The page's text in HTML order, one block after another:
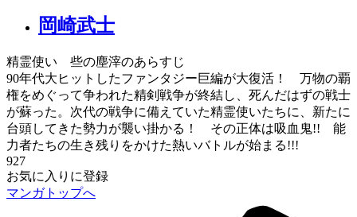
岡崎武士
精霊使い 些の塵滓のあらすじ
90年代大ヒットしたファンタジー巨編が大復活！ 万物の覇
権をめぐって争われた精剣戦争が終結し、死んだはずの戦士
が蘇った。次代の戦争に備えていた精霊使いたちに、新たに
台頭してきた勢力が襲い掛かる！ その正体は吸血鬼!! 能
力者たちの生き残りをかけた熱いバトルが始まる!!!
927
お気に入りに登録
マンガトップへ